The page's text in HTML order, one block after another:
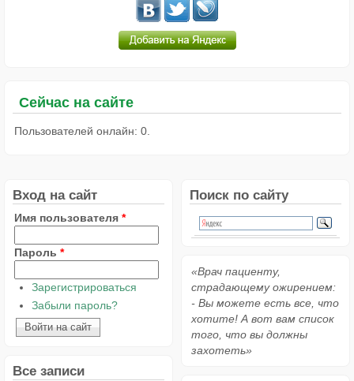
Сейчас на сайте
Пользователей онлайн: 0.
Вход на сайт
Имя пользователя *
Пароль *
Зарегистрироваться
Забыли пароль?
Все записи
Поиск по сайту
«Врач пациенту,
страдающему ожирением:
- Вы можете есть все, что
хотите! А вот вам список
того, что вы должны
захотеть»